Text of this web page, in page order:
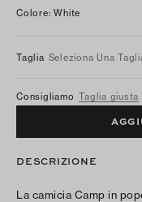
Colore: White
Taglia Seleziona Una
Consigliamo Taglia giusta
DESCRIZIONE
La camicia Camp in